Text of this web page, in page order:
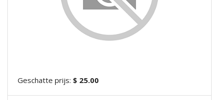
Geschatte prijs: $ 25.00